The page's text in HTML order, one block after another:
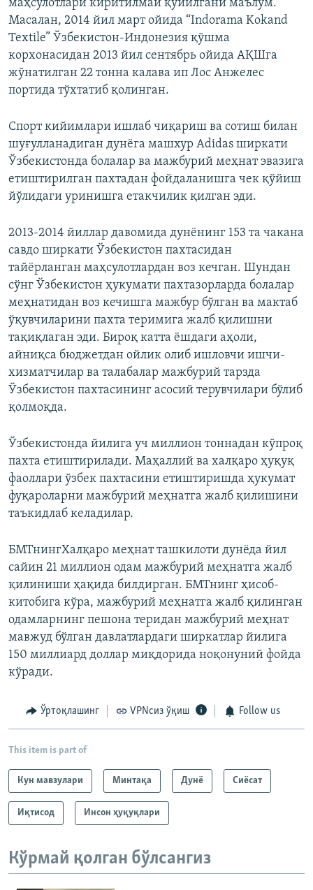
маҳсулотлари киритилмай қўйилгани маълум.
Масалан, 2014 йил март ойида “Indorama Kokand
Textile” Ўзбекистон-Индонезия қўшма
корхонасидан 2013 йил сентябрь ойида АҚШга
жўнатилган 22 тонна калава ип Лос Анжелес
портида тўхтатиб қолинган.
Спорт кийимлари ишлаб чиқариш ва сотиш билан
шуғулланадиган дунёга машхур Adidas ширкати
Ўзбекистонда болалар ва мажбурий меҳнат эвазига
етиштирилган пахтадан фойдаланишга чек қўйиш
йўлидаги уринишга етакчилик қилган эди.
2013-2014 йиллар давомида дунёнинг 153 та чакана
савдо ширкати Ўзбекистон пахтасидан
тайёрланган маҳсулотлардан воз кечган. Шундан
сўнг Ўзбекистон ҳукумати пахтазорларда болалар
меҳнатидан воз кечишга мажбур бўлган ва мактаб
ўқувчиларини пахта теримига жалб қилишни
тақиқлаган эди. Бироқ катта ёшдаги аҳоли,
айниқса бюджетдан ойлик олиб ишловчи ишчи-
хизматчилар ва талабалар мажбурий тарзда
Ўзбекистон пахтасининг асосий терувчилари бўлиб
қолмоқда.
Ўзбекистонда йилига уч миллион тоннадан кўпроқ
пахта етиштирилади. Маҳаллий ва халқаро ҳуқуқ
фаоллари ўзбек пахтасини етиштиришда ҳукумат
фуқароларни мажбурий меҳнатга жалб қилишини
таъкидлаб келадилар.
БМТнингХалқаро меҳнат ташкилоти дунёда йил
сайин 21 миллион одам мажбурий меҳнатга жалб
қилиниши ҳақида билдирган. БМТнинг ҳисоб-
китобига кўра, мажбурий меҳнатга жалб қилинган
одамларнинг пешона теридан мажбурий меҳнат
мавжуд бўлган давлатлардаги ширкатлар йилига
150 миллиард доллар миқдорида ноқонуний фойда
кўради.
Ўртоқлашинг VPNсиз ўқиш Follow us
This item is part of
Кун мавзулари Минтақа Дунë Сиёсат
Иқтисод Инсон ҳуқуқлари
Кўрмай қолган бўлсангиз